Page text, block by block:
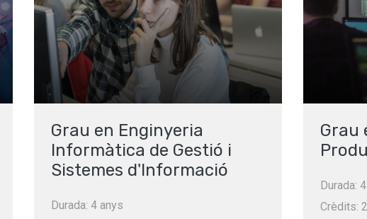
Grau en Enginyeria
Informàtica de Gestió i
Sistemes d'Informació
Durada: 4 anys
Grau
Durada:
Crèdits: